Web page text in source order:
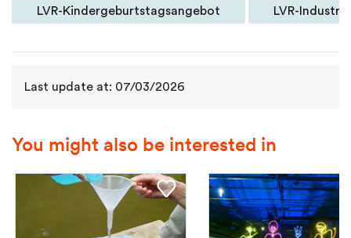
LVR-Kindergeburtstagsangebot LVR-
Last update at: 07/03/2026
You might also be interested in